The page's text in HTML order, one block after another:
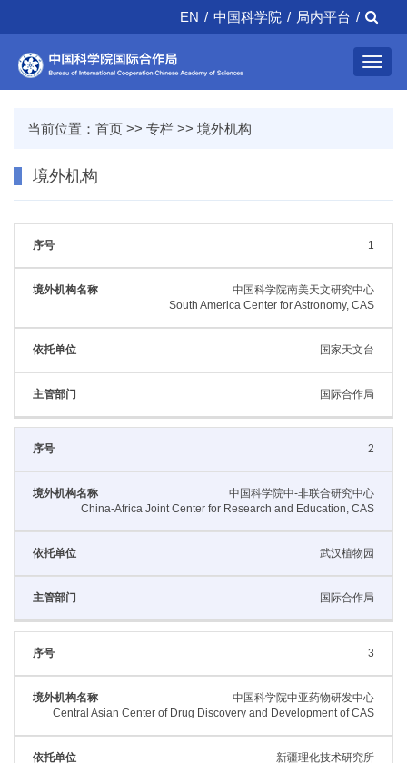
EN / 中国科学院 / 局内平台 /
当前位置： 首页 >> 专栏 >> 境外机构
境外机构
1
中国科学院南美天文研究中心
South America Center for Astronomy, CAS
国家天文台
国际合作局
2
中国科学院中-非联合研究中心
China-Africa Joint Center for Research and Education, CAS
武汉植物园
国际合作局
3
中国科学院中亚药物研发中心
Central Asian Center of Drug Discovery and Development of CAS
新疆理化技术研究所